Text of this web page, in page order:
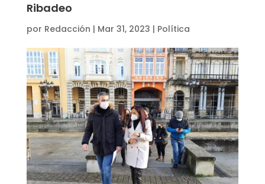
Ribadeo
por Redacción | Mar 31, 2023 | Política